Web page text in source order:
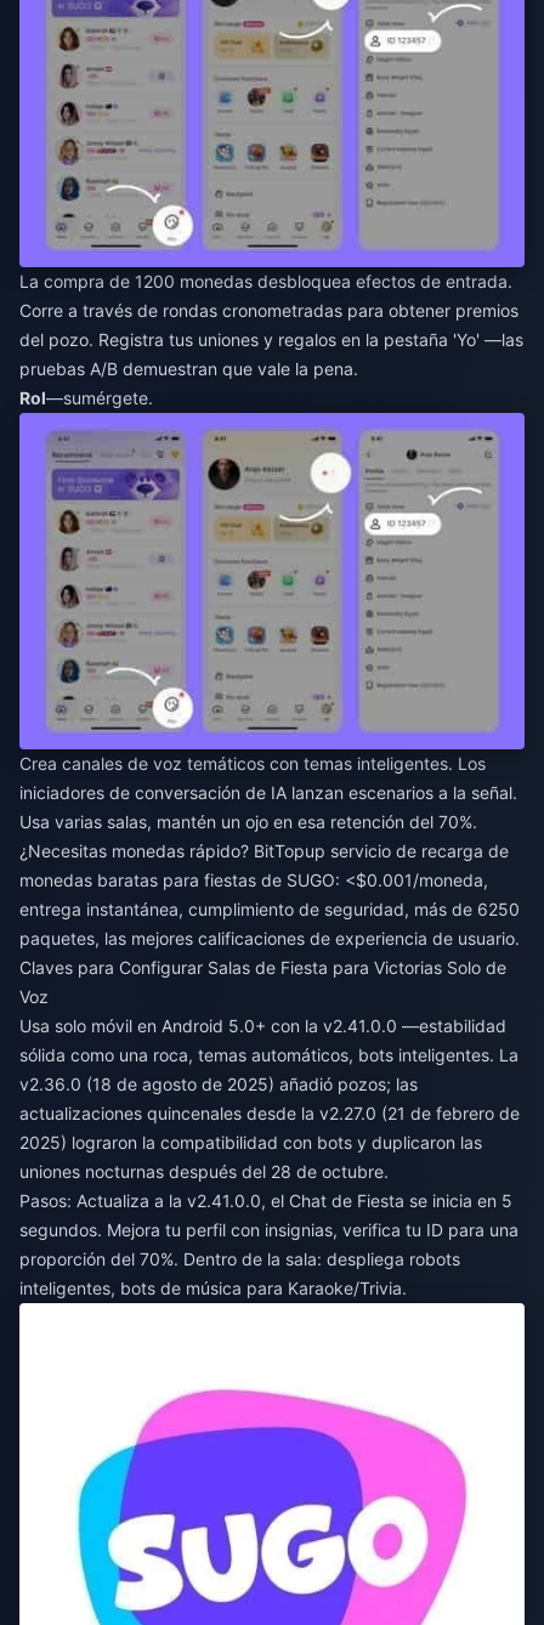
La compra de 1200 monedas desbloquea efectos de entrada.
Corre a través de rondas cronometradas para obtener premios
del pozo. Registra tus uniones y regalos en la pestaña 'Yo' —las
pruebas A/B demuestran que vale la pena.
Rol—sumérgete.
Crea canales de voz temáticos con temas inteligentes. Los
iniciadores de conversación de IA lanzan escenarios a la señal.
Usa varias salas, mantén un ojo en esa retención del 70%.
¿Necesitas monedas rápido? BitTopup servicio de recarga de
monedas baratas para fiestas de SUGO: <$0.001/moneda,
entrega instantánea, cumplimiento de seguridad, más de 6250
paquetes, las mejores calificaciones de experiencia de usuario.
Claves para Configurar Salas de Fiesta para Victorias Solo de
Voz
Usa solo móvil en Android 5.0+ con la v2.41.0.0 —estabilidad
sólida como una roca, temas automáticos, bots inteligentes. La
v2.36.0 (18 de agosto de 2025) añadió pozos; las
actualizaciones quincenales desde la v2.27.0 (21 de febrero de
2025) lograron la compatibilidad con bots y duplicaron las
uniones nocturnas después del 28 de octubre.
Pasos: Actualiza a la v2.41.0.0, el Chat de Fiesta se inicia en 5
segundos. Mejora tu perfil con insignias, verifica tu ID para una
proporción del 70%. Dentro de la sala: despliega robots
inteligentes, bots de música para Karaoke/Trivia.